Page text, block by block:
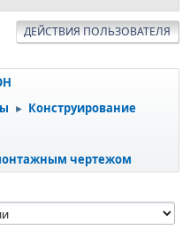
ДЕЙСТВИЯ ПОЛЬЗОВАТЕЛЯ
► Конструирование
чертежом